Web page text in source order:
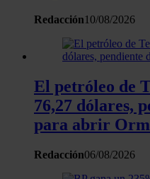
Las cookies de este sitio
contenido y los
analizar el tráfico.
sociales, publicidad y
con otra información que
recopilado a partir del
Redacción10/08/2026
El petróleo de
76,27 dólares,
para abrir
Redacción06/08/2026